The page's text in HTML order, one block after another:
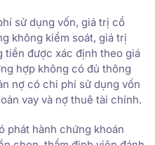
sử dụng vốn, giá trị cổ
không kiểm soát, giá trị
tiền được xác định theo giá
hợp không có đủ thông
nợ có chi phí sử dụng vốn
vay và nợ thuê tài chính.
phát hành chứng khoán